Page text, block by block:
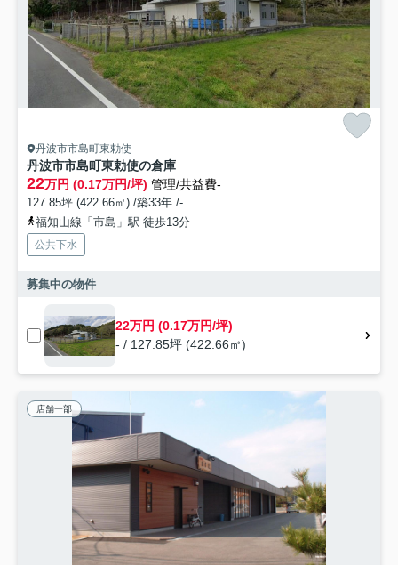
丹波市市島町東勅使
丹波市市島町東勅使の倉庫
22万円 (0.17万円/坪) 管理/共益費-
127.85坪 (422.66㎡) /築33年 /-
福知山線「市島」駅 徒歩13分
公共下水
募集中の物件
22万円 (0.17万円/坪)
- / 127.85坪 (422.66㎡)
店舗一部